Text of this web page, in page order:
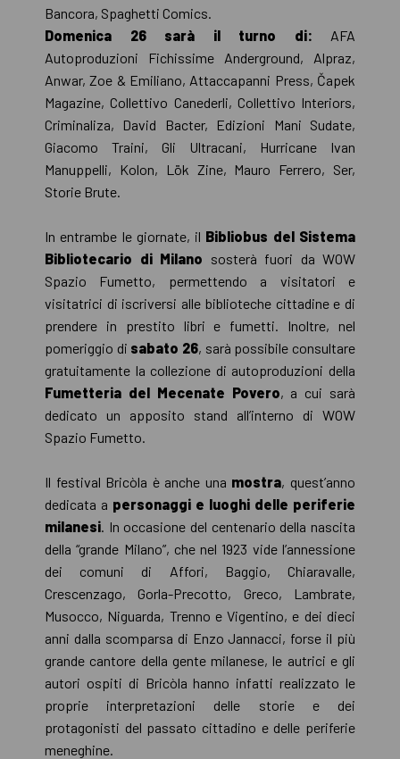
Bancora, Spaghetti Comics.
Domenica 26 sarà il turno di: AFA
Autoproduzioni Fichissime Anderground, Alpraz,
Anwar, Zoe & Emiliano, Attaccapanni Press, Čapek
Magazine, Collettivo Canederli, Collettivo Interiors,
Criminaliza, David Bacter, Edizioni Mani Sudate,
Giacomo Traini, Gli Ultracani, Hurricane Ivan
Manuppelli, Kolon, Lök Zine, Mauro Ferrero, Ser,
Storie Brute.
In entrambe le giornate, il Bibliobus del Sistema
Bibliotecario di Milano sosterà fuori da WOW
Spazio Fumetto, permettendo a visitatori e
visitatrici di iscriversi alle biblioteche cittadine e di
prendere in prestito libri e fumetti. Inoltre, nel
pomeriggio di sabato 26, sarà possibile consultare
gratuitamente la collezione di autoproduzioni della
Fumetteria del Mecenate Povero, a cui sarà
dedicato un apposito stand all’interno di WOW
Spazio Fumetto.
Il festival Bricòla è anche una mostra, quest’anno
dedicata a personaggi e luoghi delle periferie
milanesi. In occasione del centenario della nascita
della “grande Milano”, che nel 1923 vide l’annessione
dei comuni di Affori, Baggio, Chiaravalle,
Crescenzago, Gorla-Precotto, Greco, Lambrate,
Musocco, Niguarda, Trenno e Vigentino, e dei dieci
anni dalla scomparsa di Enzo Jannacci, forse il più
grande cantore della gente milanese, le autrici e gli
autori ospiti di Bricòla hanno infatti realizzato le
proprie interpretazioni delle storie e dei
protagonisti del passato cittadino e delle periferie
meneghine.